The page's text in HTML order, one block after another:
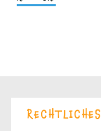
RECHTLICHES